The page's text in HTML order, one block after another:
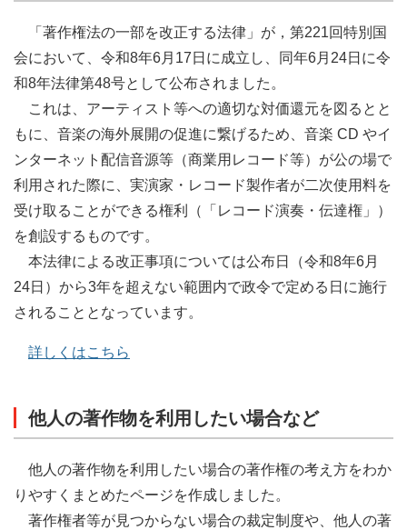
「著作権法の一部を改正する法律」が，第221回特別国
会において、令和8年6月17日に成立し、同年6月24日に令
和8年法律第48号として公布されました。
これは、アーティスト等への適切な対価還元を図るとと
もに、音楽の海外展開の促進に繋げるため、音楽 CD やイ
ンターネット配信音源等（商業用レコード等）が公の場で
利用された際に、実演家・レコード製作者が二次使用料を
受け取ることができる権利（「レコード演奏・伝達権」）
を創設するものです。
本法律による改正事項については公布日（令和8年6月
24日）から3年を超えない範囲内で政令で定める日に施行
されることとなっています。
詳しくはこちら
他人の著作物を利用したい場合など
他人の著作物を利用したい場合の著作権の考え方をわか
りやすくまとめたページを作成しました。
著作権者等が見つからない場合の裁定制度や、他人の著